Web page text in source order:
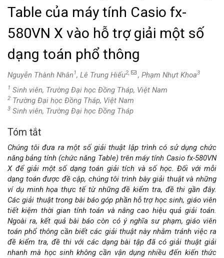
Table của máy tính Casio fx-
580VN X vào hỗ trợ giải một số
dạng toán phổ thông
Nguyễn Thành Nhân1, Lê Trung Hiếu2, , Phạm Nhựt Khoa3
1 Sinh viên, Trường Đại học Đồng Tháp, Việt Nam
2 Trường Đại học Đồng Tháp, Việt Nam
3 Sinh viên, Trường Đại học Đồng Tháp
Nội
dung
chính
của
bài
viết
Tóm tắt
Chúng tôi đưa ra một số giải thuật lập trình có sử dụng chức
năng bảng tính (chức năng Table) trên máy tính Casio fx-580VN
X để giải một số dạng toán giải tích và số học. Đối với mỗi
dạng toán được đề cập, chúng tôi trình bày giải thuật và những
ví dụ minh họa thực tế từ những đề kiểm tra, đề thi gần đây.
Các giải thuật trong bài báo góp phần hỗ trợ học sinh, giáo viên
tiết kiệm thời gian tính toán và nâng cao hiệu quả giải toán.
Ngoài ra, kết quả bài báo còn có ý nghĩa sư phạm, giáo viên
toán phổ thông cần biết các giải thuật này nhằm tránh việc ra
đề kiểm tra, đề thi với các dạng bài tập đã có giải thuật giải
nhanh mà học sinh không cần vận dụng nhiều đến kiến thức